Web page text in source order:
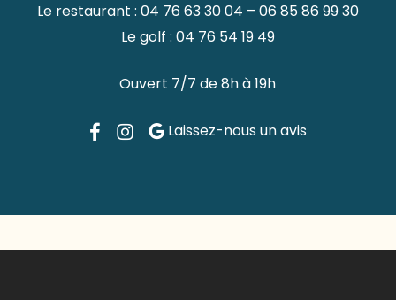
Le restaurant : 04 76 63 30 04 – 06 85 86 99 30
Le golf : 04 76 54 19 49
Ouvert 7/7 de 8h à 19h
Laissez-nous un avis